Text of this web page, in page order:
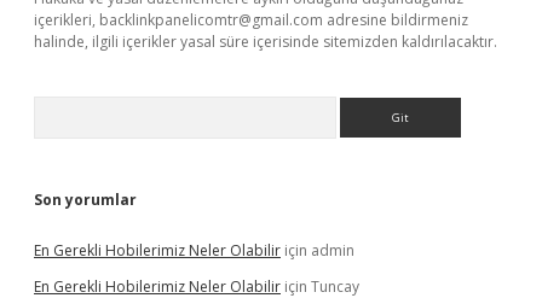
içerikleri, backlinkpanelicomtr@gmail.com adresine bildirmeniz
halinde, ilgili içerikler yasal süre içerisinde sitemizden kaldırılacaktır.
Son yorumlar
En Gerekli Hobilerimiz Neler Olabilir için admin
En Gerekli Hobilerimiz Neler Olabilir için Tuncay